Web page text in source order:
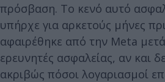
πρόσβαση. Το κενό αυτό
υπήρχε για αρκετούς μήνες
αφαιρέθηκε από την Meta
ερευνητές ασφαλείας, αν και
ακριβώς πόσοι λογαριασμοί